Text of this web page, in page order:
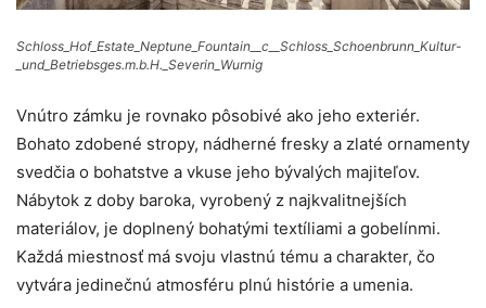
Schloss_Hof_Estate_Neptune_Fountain__c__Schloss_Schoenbrunn_Kultur-
_und_Betriebsges.m.b.H._Severin_Wurnig
Vnútro zámku je rovnako pôsobivé ako jeho exteriér.
Bohato zdobené stropy, nádherné fresky a zlaté ornamenty
svedčia o bohatstve a vkuse jeho bývalých majiteľov.
Nábytok z doby baroka, vyrobený z najkvalitnejších
materiálov, je doplnený bohatými textíliami a gobelínmi.
Každá miestnosť má svoju vlastnú tému a charakter, čo
vytvára jedinečnú atmosféru plnú histórie a umenia.